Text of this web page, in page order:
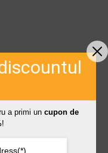
a primi un cupon de
!